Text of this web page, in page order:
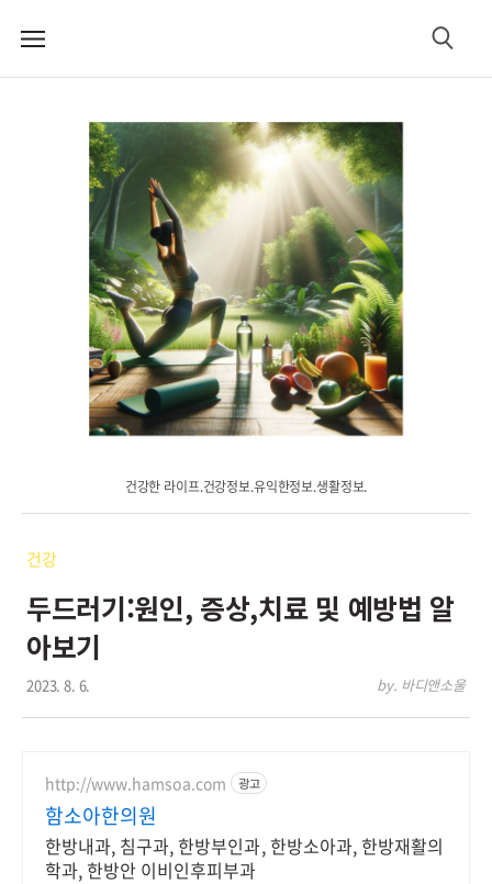
메
검
건강한 라이프.건강정보.유익한정보.생활정보.
건강
두드러기:원인, 증상,치료 및 예방법 알
아보기
2023. 8. 6. by. 바디앤소울
http://www.hamsoa.com 광고
함소아한의원
한방내과, 침구과, 한방부인과, 한방소아과, 한방재활의
학과, 한방안 이비인후피부과